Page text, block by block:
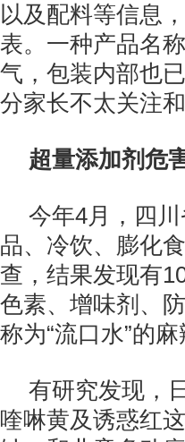
以及配料等信息
表。一种产品名
气，包装内部也
分家长不太关注
超量添加剂危
今年4月，四
品、冷饮、膨化
查，结果发现有
色素、增味剂、
称为“流口水”的
有研究发现，
喹啉黄及诱惑红